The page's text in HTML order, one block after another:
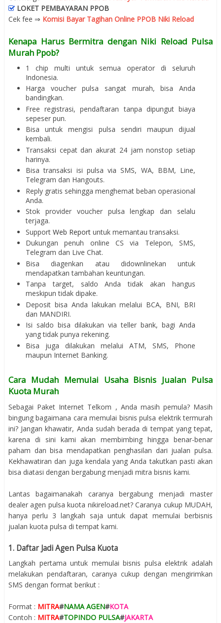
LOKET PEMBAYARAN PPOB
Cek fee ⇒ Komisi Bayar Tagihan Online PPOB Niki Reload
Kenapa Harus Bermitra dengan Niki Reload Pulsa
Murah Ppob?
1 chip multi untuk semua operator di seluruh
Indonesia.
Harga voucher pulsa sangat murah, bisa Anda
bandingkan.
Free registrasi, pendaftaran tanpa dipungut biaya
sepeser pun.
Bisa untuk mengisi pulsa sendiri maupun dijual
kembali.
Transaksi cepat dan akurat 24 jam nonstop setiap
harinya.
Bisa transaksi isi pulsa via SMS, WA, BBM, Line,
Telegram dan Hangouts.
Reply gratis sehingga menghemat beban operasional
Anda.
Stok provider voucher pulsa lengkap dan selalu
terjaga.
Support Web Report untuk memantau transaksi.
Dukungan penuh online CS via Telepon, SMS,
Telegram dan Live Chat.
Bisa diagenkan atau didownlinekan untuk
mendapatkan tambahan keuntungan.
Tanpa target, saldo Anda tidak akan hangus
meskipun tidak dipake.
Deposit bisa Anda lakukan melalui BCA, BNI, BRI
dan MANDIRI.
Isi saldo bisa dilakukan via teller bank, bagi Anda
yang tidak punya rekening.
Bisa juga dilakukan melalui ATM, SMS, Phone
maupun Internet Banking.
Cara Mudah Memulai Usaha Bisnis Jualan Pulsa
Kuota Murah
Sebagai Paket Internet Telkom , Anda masih pemula? Masih
bingung bagaimana cara memulai bisnis pulsa elektrik termurah
ini? Jangan khawatir, Anda sudah berada di tempat yang tepat,
karena di sini kami akan membimbing hingga benar-benar
paham dan bisa mendapatkan penghasilan dari jualan pulsa.
Kekhawatiran dan juga kendala yang Anda takutkan pasti akan
bisa diatasi dengan bergabung menjadi mitra bisnis kami.
Lantas bagaimanakah caranya bergabung menjadi master
dealer agen pulsa kuota nikireload.net? Caranya cukup MUDAH,
hanya perlu 3 langkah saja untuk dapat memulai berbisnis
jualan kuota pulsa di tempat kami.
1. Daftar Jadi Agen Pulsa Kuota
Langkah pertama untuk memulai bisnis pulsa elektrik adalah
melakukan pendaftaran, caranya cukup dengan mengirimkan
SMS dengan format berikut :
Format : MITRA#NAMA AGEN#KOTA
Contoh : MITRA#TOPINDO PULSA#JAKARTA